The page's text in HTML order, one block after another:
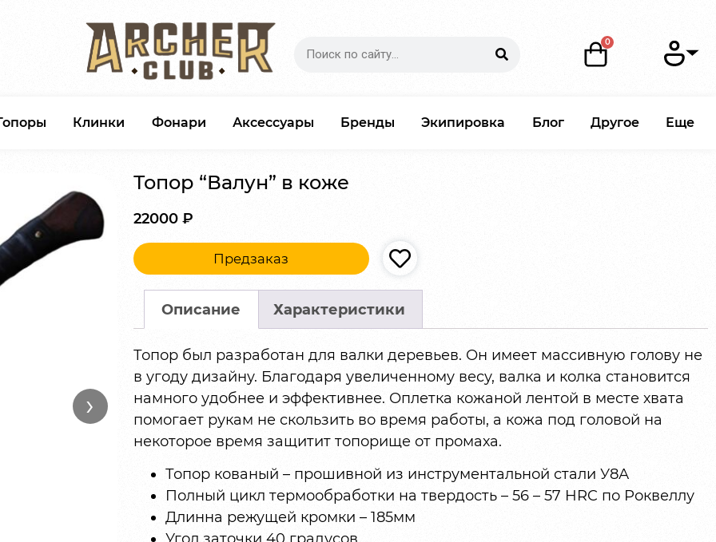
Клинки Фонари Аксессуары Бренды Экипировка Блог Другое Еще
›
Топор “Валун” в коже
22000 ₽
Предзаказ
Описание Характеристики
Топор был разработан для валки деревьев. Он имеет массивную голову не
в угоду дизайну. Благодаря увеличенному весу, валка и колка становится
намного удобнее и эффективнее. Оплетка кожаной лентой в месте хвата
помогает рукам не скользить во время работы, а кожа под головой на
некоторое время защитит топорище от промаха.
Топор кованый – прошивной из инструментальной стали У8А
Полный цикл термообработки на твердость – 56 – 57 HRC по Роквеллу
Длинна режущей кромки – 185мм